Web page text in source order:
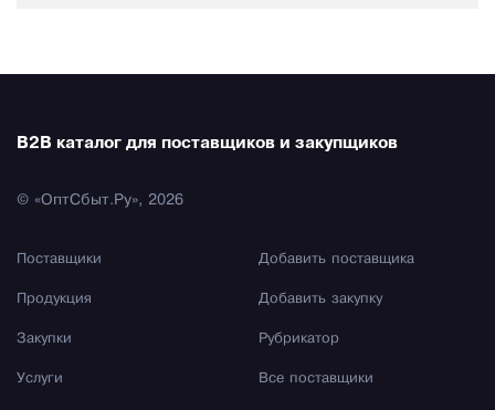
B2B каталог для поставщиков и закупщиков
© «ОптСбыт.Ру», 2026
Поставщики
Продукция
Закупки
Услуги
Добавить поставщика
Добавить закупку
Рубрикатор
Все поставщики